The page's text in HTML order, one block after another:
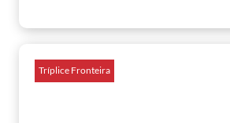
Tríplice Fronteira